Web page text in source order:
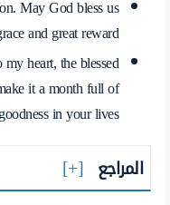
May God bless us
and great reward.
heart, the blessed
it a month full of
in your lives.
المراجع